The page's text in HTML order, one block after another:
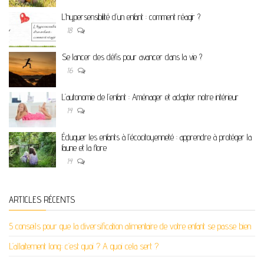
L’hypersensibilité d’un enfant : comment réagir ?
18
Se lancer des défis pour avancer dans la vie ?
16
L’autonomie de l’enfant : Aménager et adapter notre intérieur
14
Éduquer les enfants à l’écocitoyenneté : apprendre à protéger la
faune et la flore
14
ARTICLES RÉCENTS
5 conseils pour que la diversification alimentaire de votre enfant se passe bien
L’allaitement long: c’est quoi ? A quoi cela sert ?